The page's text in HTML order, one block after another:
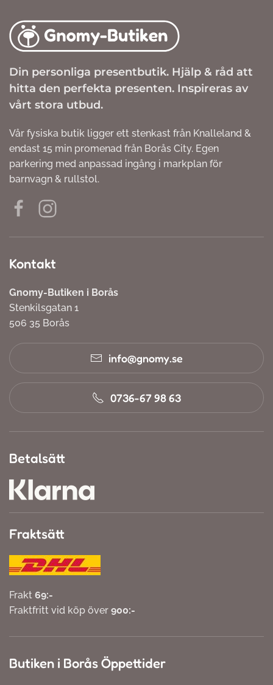
Din personliga presentbutik. Hjälp & råd att
hitta den perfekta presenten. Inspireras av
vårt stora utbud.
Vår fysiska butik ligger ett stenkast från Knalleland &
endast 15 min promenad från Borås City. Egen
parkering med anpassad ingång i markplan för
barnvagn & rullstol.
Kontakt
Gnomy-Butiken i Borås
Stenkilsgatan 1
506 35 Borås
info@gnomy.se
0736-67 98 63
Betalsätt
Fraktsätt
Frakt 69:-
Fraktfritt vid köp över 900:-
Butiken i Borås Öppettider